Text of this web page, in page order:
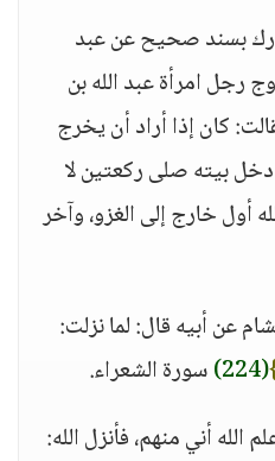
بسند صحيح عن عبد
رجل امرأة عبد الله بن
كان إذا أراد أن يخرج
بيته صلى ركعتين لا
أول خارج إلى الغزو، وآخر
عن أبيه قال: لما نزلت:
(224)
سورة الشعراء.
الله أني منهم، فأنزل الله: